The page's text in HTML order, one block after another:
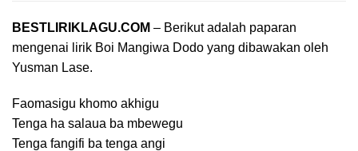
BESTLIRIKLAGU.COM – Berikut adalah paparan
mengenai lirik Boi Mangiwa Dodo yang dibawakan oleh
Yusman Lase.
Faomasigu khomo akhigu
Tenga ha salaua ba mbewegu
Tenga fangifi ba tenga angi